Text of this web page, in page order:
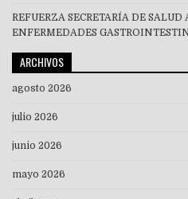
REFUERZA SECRETARÍA DE SALUD
ENFERMEDADES
ARCHIVOS
agosto 2026
julio 2026
junio 2026
mayo 2026